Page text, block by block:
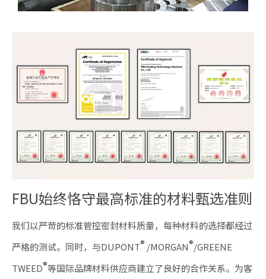
FBU始终恪守最高标准的材料甄选准则
我们以严苛的标准管控密封材料质量，每种材料的选择都经过
严格的测试。同时，与DUPONT® /MORGAN®/GREENE
TWEED®等国际品牌材料供应商建立了良好的合作关系。为客